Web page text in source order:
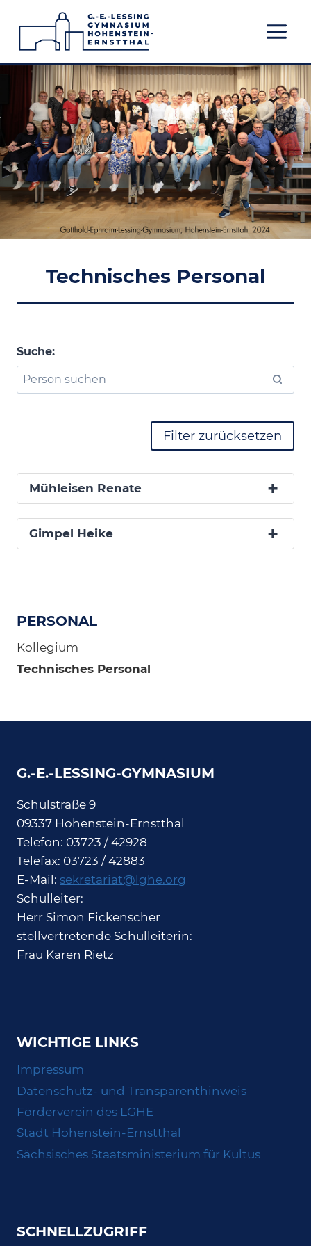
Inhalt
springen
Technisches Personal
Suche:
Filter zurücksetzen
Mühleisen Renate
Gimpel Heike
PERSONAL
Kollegium
Technisches Personal
G.-E.-LESSING-GYMNASIUM
Schulstraße 9
09337 Hohenstein-Ernstthal
Telefon: 03723 / 42928
Telefax: 03723 / 42883
E-Mail: sekretariat@lghe.org
Schulleiter:
Herr Simon Fickenscher
stellvertretende Schulleiterin:
Frau Karen Rietz
WICHTIGE LINKS
Impressum
Datenschutz- und Transparenthinweis
Förderverein des LGHE
Stadt Hohenstein-Ernstthal
Sächsisches Staatsministerium für Kultus
SCHNELLZUGRIFF